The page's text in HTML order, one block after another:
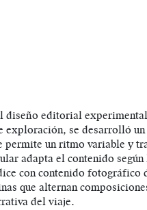
diseño editorial
exploración, se desarrolló
permite un ritmo variable y
adapta el contenido según
con contenido fotográfico
que alternan
del viaje.